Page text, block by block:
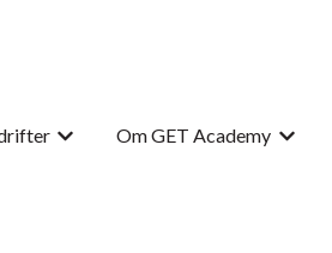
for For studenter
Vis undermeny for For bedrifter
Om GET Academy
Vis